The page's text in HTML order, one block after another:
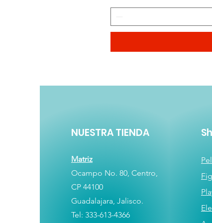
NUESTRA TIENDA
Matriz
Ocampo No. 80, Centro,
CP 44100
Guadalajara, Jalisco.
Tel: 333-613-4366
E